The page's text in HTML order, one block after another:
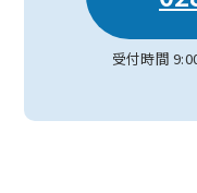
受付時間